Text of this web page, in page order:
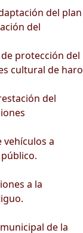
del plan
del
protección del
cultural de haro
del
a
a la
de la